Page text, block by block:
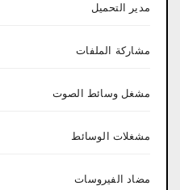
مدير التحميل
مشاركة الملفات
مشغل وسائط الصوت
مشغلات الوسائط
مضاد الفيروسات